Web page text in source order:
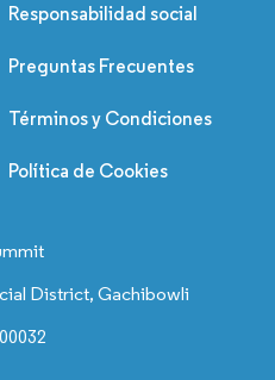
Responsabilidad social
Preguntas Frecuentes
Términos y Condiciones
Política de Cookies
District, Gachibowli